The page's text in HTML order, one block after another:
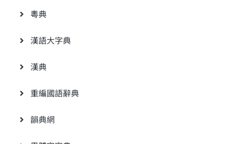
粵典
漢語大字典
漢典
重編國語辭典
韻典網